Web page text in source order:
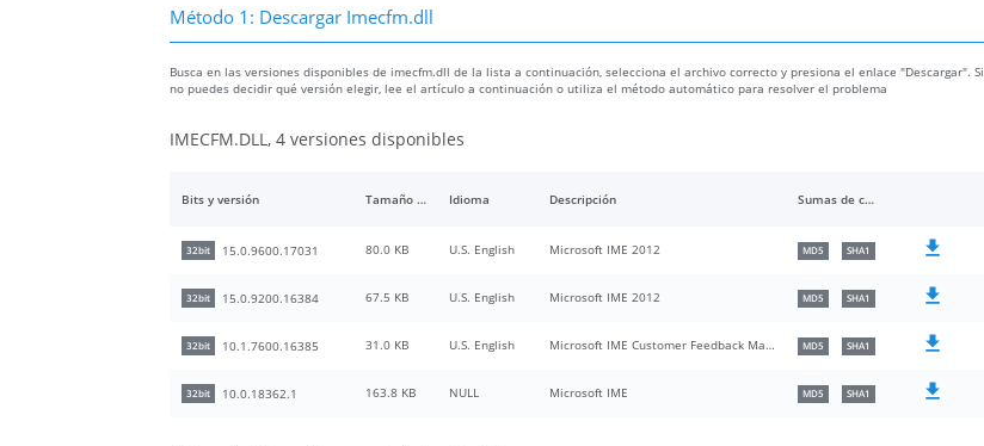
Método 1: Descargar Imecfm.dll
Busca en las versiones disponibles de imecfm.dll de la lista a continuación, selecciona el archivo correcto y presiona el enlace "Descargar". Si
no puedes decidir qué versión elegir, lee el artículo a continuación o utiliza el método automático para resolver el problema
IMECFM.DLL, 4 versiones disponibles
Bits y versión Tamaño del archivo Idioma Descripción Sumas de comprobación
32bit 15.0.9600.17031 80.0 KB U.S. English Microsoft IME 2012 MD5 SHA1
32bit 15.0.9200.16384 67.5 KB U.S. English Microsoft IME 2012 MD5 SHA1
32bit 10.1.7600.16385 31.0 KB U.S. English Microsoft IME Customer Feedback Manager MD5 SHA1
32bit 10.0.18362.1 163.8 KB NULL Microsoft IME MD5 SHA1